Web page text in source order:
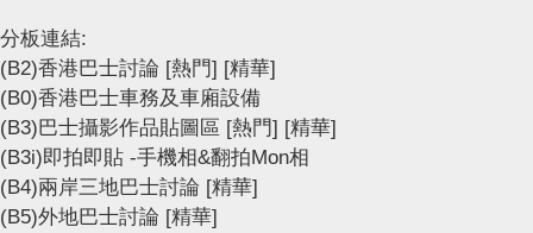
分板連結:
(B2)香港巴士討論 [熱門] [精華]
(B0)香港巴士車務及車廂設備
(B3)巴士攝影作品貼圖區 [熱門] [精華]
(B3i)即拍即貼 -手機相&翻拍Mon相
(B4)兩岸三地巴士討論 [精華]
(B5)外地巴士討論 [精華]